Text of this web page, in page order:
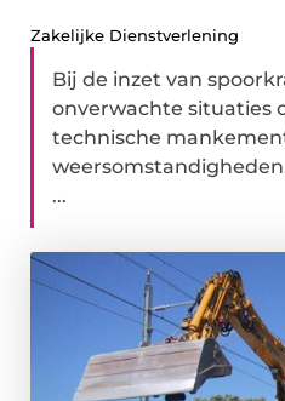
Zakelijke Dienstverlening
Bij de inzet van
onverwachte situaties
technische
...